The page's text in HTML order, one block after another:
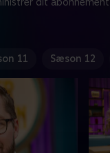
11 Sæson 12